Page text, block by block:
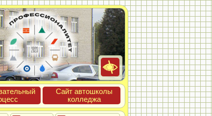
Сайт ав­тошко­лы
кол­леджа